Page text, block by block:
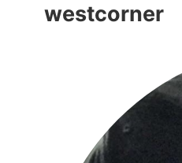
westcorner